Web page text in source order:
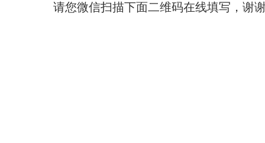
请您微信扫描下面二维码在线填写，谢